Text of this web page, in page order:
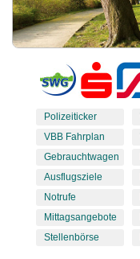
Polizeiticker
VBB Fahrplan
Gebrauchtwagen
Ausflugsziele
Notrufe
Mittagsangebote
Stellenbörse